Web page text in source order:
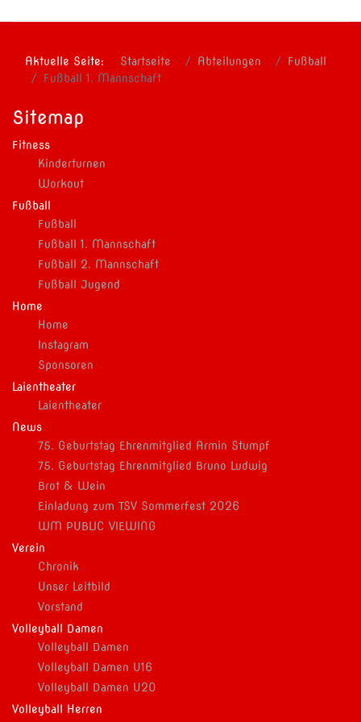
Aktuelle Seite: Startseite Abteilungen
Fußball
Fußball 1. Mannschaft
Sitemap
Fitness
Kinderturnen
Workout
Fußball
Fußball
Fußball 1. Mannschaft
Fußball 2. Mannschaft
Fußball Jugend
Home
Home
Instagram
Sponsoren
Laientheater
Laientheater
News
75. Geburtstag Ehrenmitglied Armin Stumpf
75. Geburtstag Ehrenmitglied Bruno Ludwig
Brot & Wein
Einladung zum TSV Sommerfest 2026
WM PUBLIC VIEWING
Verein
Chronik
Unser Leitbild
Vorstand
Volleyball Damen
Volleyball Damen
Volleyball Damen U16
Volleyball Damen U20
Volleyball Herren